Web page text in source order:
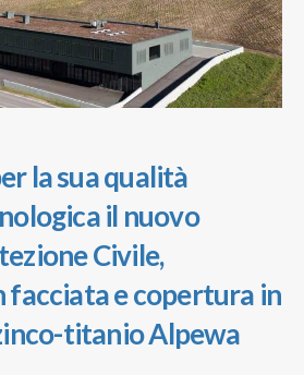
la sua qualità
il nuovo
Civile,
facciata e copertura in
titanio Alpewa